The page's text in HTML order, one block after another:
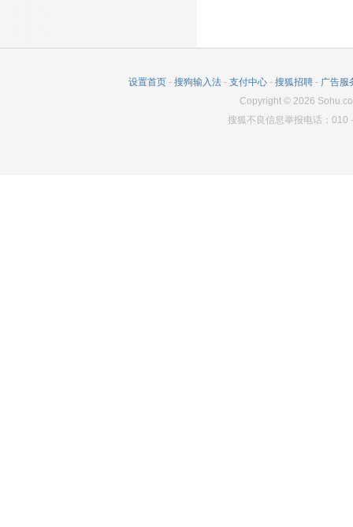
设置首页 - 搜狗输入法 - 支付中心 - 搜狐招聘 - 广告服
Copyright© 2026
搜狐不良信息举报电话：010